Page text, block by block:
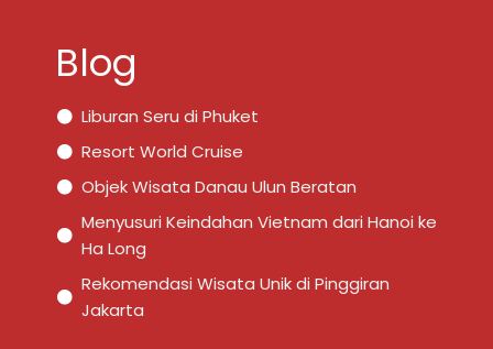
Blog
Liburan Seru di Phuket
Resort World Cruise
Objek Wisata Danau Ulun Beratan
Menyusuri Keindahan Vietnam dari Hanoi ke
Ha Long
Rekomendasi Wisata Unik di Pinggiran
Jakarta